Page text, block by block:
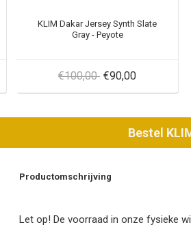
KLIM Dakar Jersey Synth Slate
Gray - Peyote
€100,00 €90,00
Bestel
Productomschrijving
Let op! De voorraad in onze fysieke